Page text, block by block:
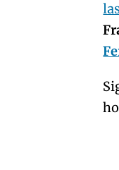
artículo